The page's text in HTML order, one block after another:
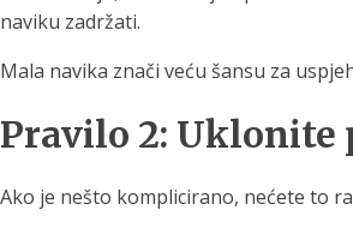
naviku zadržati.
Mala navika znači veću šansu za
Pravilo 2: Uklonite
Ako je nešto komplicirano, nećete to